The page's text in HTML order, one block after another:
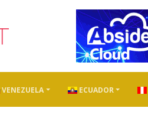
VENEZUELA ECUADOR